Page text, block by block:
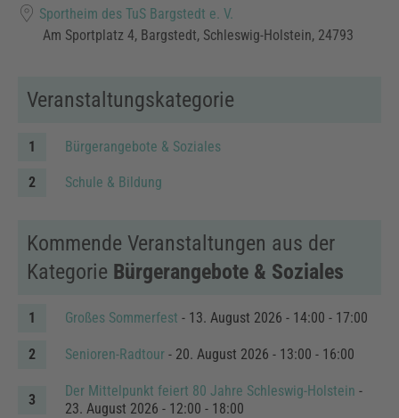
Sportheim des TuS Bargstedt e. V.
Am Sportplatz 4, Bargstedt, Schleswig-Holstein, 24793
Veranstaltungskategorie
Bürgerangebote & Soziales
Schule & Bildung
Kommende Veranstaltungen aus der
Kategorie Bürgerangebote & Soziales
Großes Sommerfest - 13. August 2026 - 14:00 - 17:00
Senioren-Radtour- 20. August 2026 - 13:00 - 16:00
Der Mittelpunkt feiert 80 Jahre Schleswig-Holstein -
23. August 2026 - 12:00 - 18:00